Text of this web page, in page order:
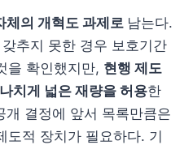
체의 개혁도 과제로 남는다.
추지 못한 경우 보호기간
을 확인했지만, 현행 제도
치게 넓은 재량을 허용한
결정에 앞서 목록만큼은
도적 장치가 필요하다. 기